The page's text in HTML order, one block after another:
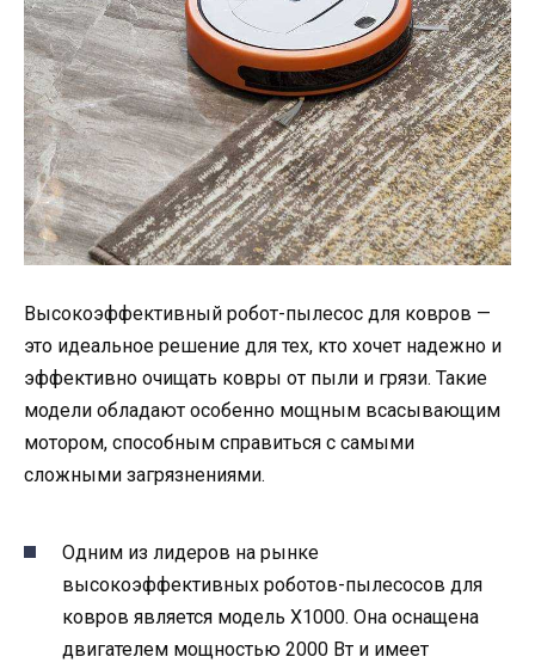
Высокоэффективный робот-пылесос для ковров —
это идеальное решение для тех, кто хочет надежно и
эффективно очищать ковры от пыли и грязи. Такие
модели обладают особенно мощным всасывающим
мотором, способным справиться с самыми
сложными загрязнениями.
Одним из лидеров на рынке
высокоэффективных роботов-пылесосов для
ковров является модель X1000. Она оснащена
двигателем мощностью 2000 Вт и имеет